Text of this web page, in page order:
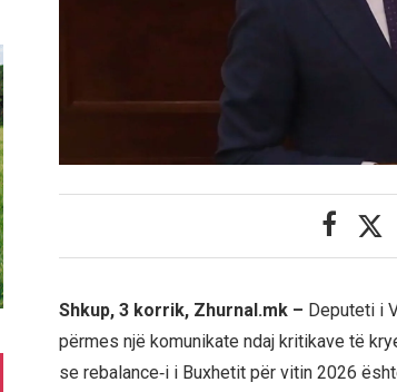
Shkup, 3 korrik, Zhurnal.mk – Deputeti i
përmes një komunikate ndaj kritikave të
se rebalance‑i i Buxhetit për vitin 2026